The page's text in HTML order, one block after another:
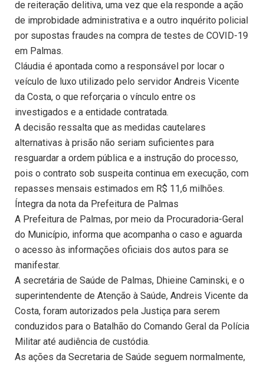
de reiteração delitiva, uma vez que ela responde a ação
de improbidade administrativa e a outro inquérito policial
por supostas fraudes na compra de testes de COVID-19
em Palmas.
Cláudia é apontada como a responsável por locar o
veículo de luxo utilizado pelo servidor Andreis Vicente
da Costa, o que reforçaria o vínculo entre os
investigados e a entidade contratada.
A decisão ressalta que as medidas cautelares
alternativas à prisão não seriam suficientes para
resguardar a ordem pública e a instrução do processo,
pois o contrato sob suspeita continua em execução, com
repasses mensais estimados em R$ 11,6 milhões.
Íntegra da nota da Prefeitura de Palmas
A Prefeitura de Palmas, por meio da Procuradoria-Geral
do Município, informa que acompanha o caso e aguarda
o acesso às informações oficiais dos autos para se
manifestar.
A secretária de Saúde de Palmas, Dhieine Caminski, e o
superintendente de Atenção à Saúde, Andreis Vicente da
Costa, foram autorizados pela Justiça para serem
conduzidos para o Batalhão do Comando Geral da Polícia
Militar até audiência de custódia.
As ações da Secretaria de Saúde seguem normalmente,